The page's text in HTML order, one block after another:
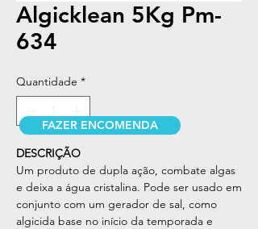
Algicklean 5Kg Pm-
634
Quantidade *
DESCRIÇÃO
Um produto de dupla ação, combate algas
e deixa a água cristalina. Pode ser usado em
conjunto com um gerador de sal, como
algicida base no início da temporada e
FAZER ENCOMENDA